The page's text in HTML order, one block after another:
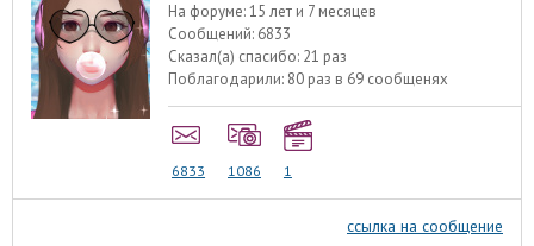
На форуме:15 лет и 7 месяцев
Сообщений: 6833
Сказал(а) спасибо: 21 раз
Поблагодарили: 80 раз в 69 сообщенях
6833 1086 1
ссылка на сообщение